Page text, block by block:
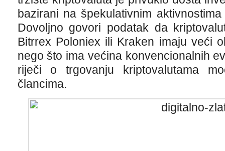
bazirani na špekulativnim
Dovoljno govori podatak da
Bitrrex Poloniex ili Kraken imaju veći
nego što ima većina konvencionalnih
riječi o trgovanju kriptovalutama
člancima.